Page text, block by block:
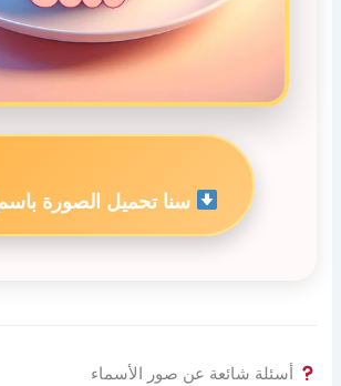
سنا تحميل الصورة
أسئلة شائعة عن صور الأسماء